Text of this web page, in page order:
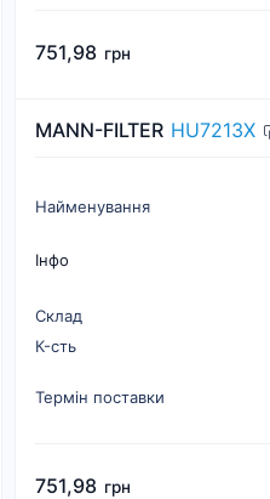
751,98 грн
MANN-FILTER HU7213X
Найменування
Інфо
Склад
К-cть
Термін поставки
751,98 грн